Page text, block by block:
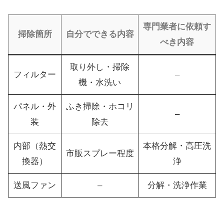
掃除箇所 自分でできる内容
専門業者に依頼す
べき内容
フィルター
取り外し・掃除
機・水洗い
–
パネル・外
装
ふき掃除・ホコリ
除去
–
内部（熱交
換器）
市販スプレー程度
本格分解・高圧洗
浄
送風ファン – 分解・洗浄作業